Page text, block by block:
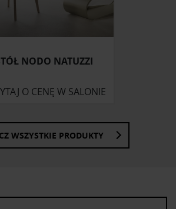
witryny, udostępniamy partnerom
NODO NATUZZI
O CENĘ W SALONIE
WSZYSTKIE PRODUKTY